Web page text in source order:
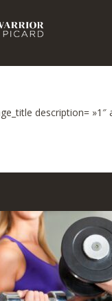
description= »1″